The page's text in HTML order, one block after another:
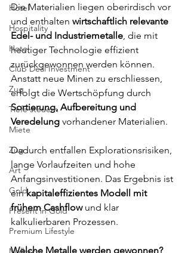
Hotel
Hospitality
Hotel
Club Deal Investment
Zug
Tiefe steuern
Miete
Zug
Art
Gold
Present in Gold
Premium Lifestyle
Die Materialien liegen oberirdisch vor
und enthalten wirtschaftlich relevante
Edel- und Industriemetalle , die mit
heutiger Technologie effizient
zurückgewonnen werden können.
Anstatt neue Minen zu erschliessen,
erfolgt die Wertschöpfung durch
Sortierung, Aufbereitung und
Veredelung vorhandener Materialien.
Dadurch entfallen Explorationsrisiken,
lange Vorlaufzeiten und hohe
Anfangsinvestitionen. Das Ergebnis ist
ein kapitaleffizientes Modell mit
frühem Cashflow und klar
kalkulierbaren Prozessen.
Welche Metalle werden gewonnen?